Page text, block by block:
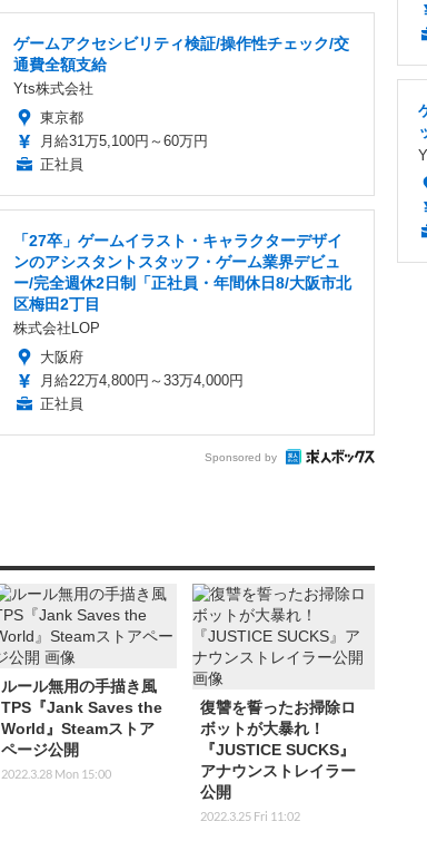
ゲームアクセシビリティ検証/操作性チェック/交
通費全額支給
Yts株式会社
東京都
月給31万5,100円～60万円
正社員
「27卒」ゲームイラスト・キャラクターデザイ
ンのアシスタントスタッフ・ゲーム業界デビュ
ー/完全週休2日制「正社員・年間休日8/大阪市北
区梅田2丁目
株式会社LOP
大阪府
月給22万4,800円～33万4,000円
正社員
Sponsored by
ルール無用の手描き風
TPS『Jank Saves the
World』Steamストア
ページ公開
2022.3.28 Mon 15:00
復讐を誓ったお掃除ロ
ボットが大暴れ！
『JUSTICE SUCKS』
アナウンストレイラー
公開
2022.3.25 Fri 11:02